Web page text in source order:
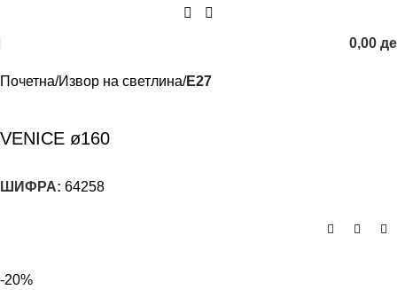
0,00
Почетна Извор на светлина E27
VENICE ø160
ШИФРА: 64258
-20%